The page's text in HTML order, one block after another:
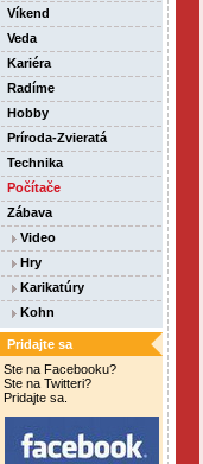
Víkend
Veda
Kariéra
Radíme
Hobby
Príroda-Zvieratá
Technika
Počítače
Zábava
Video
Hry
Karikatúry
Kohn
Pridajte sa
Ste na Facebooku?
Ste na Twitteri?
Pridajte sa.